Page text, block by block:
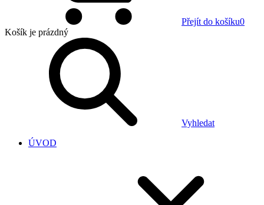
Přejít do košíku0
Košík je prázdný
Vyhledat
ÚVOD